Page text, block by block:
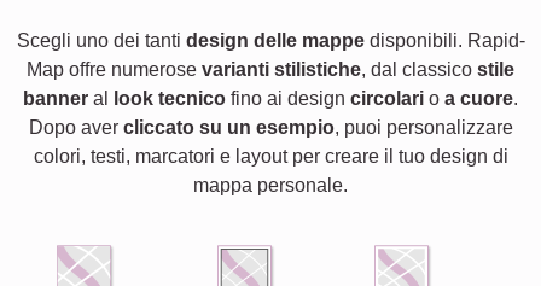
Scegli uno dei tanti design delle mappedisponibili. Rapid-
Map offre numerose varianti stilistiche, dal classico stile
banner al look tecnico fino ai design circolari o a cuore.
Dopo aver cliccato su un esempio, puoi personalizzare
colori, testi, marcatori e layout per creare il tuo design di
mappa personale.